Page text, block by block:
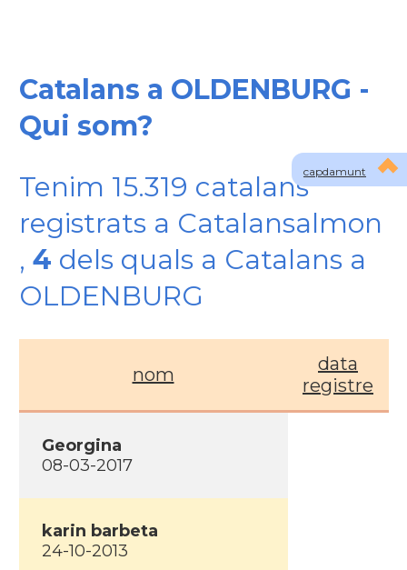
capdamunt
Catalans a OLDENBURG -
Qui som?
Tenim 15.319 catalans
registrats a Catalansalmon
, 4 dels quals a Catalans a
OLDENBURG
nom
data
registre
Georgina
08-03-2017
karin barbeta
24-10-2013